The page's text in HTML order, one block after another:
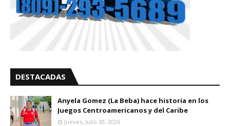
DESTACADAS
Anyela Gomez (La Beba) hace historia en los
Juegos Centroamericanos y del Caribe
Jueves, Julio 30, 2026